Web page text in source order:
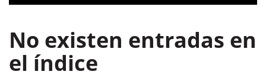
No existen entradas en
el índice